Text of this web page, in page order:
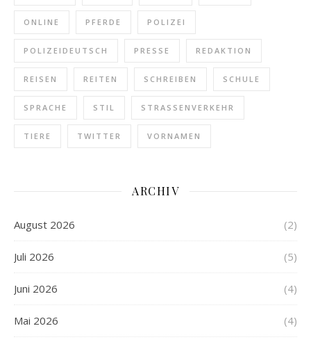
ONLINE PFERDE POLIZEI
POLIZEIDEUTSCH PRESSE REDAKTION
REISEN REITEN SCHREIBEN SCHULE
SPRACHE STIL STRASSENVERKEHR
TIERE TWITTER VORNAMEN
ARCHIV
August 2026 (2)
Juli 2026 (5)
Juni 2026 (4)
Mai 2026 (4)